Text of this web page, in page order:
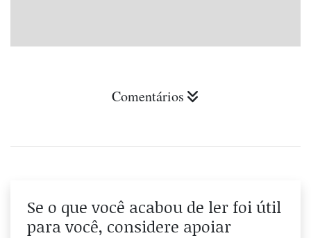
Comentários
Se o que você acabou de ler foi útil
para você, considere apoiar